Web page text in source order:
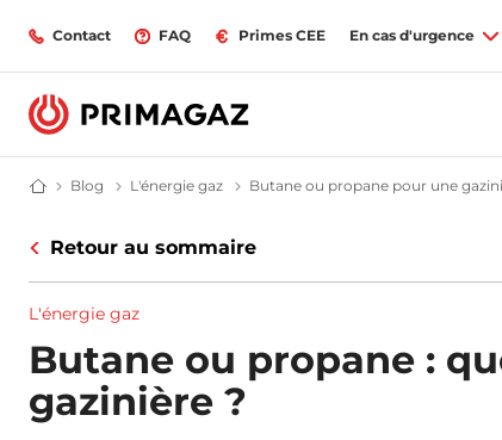
Contact FAQ Primes CEE En cas d'urgence
Fournisseur gaz butane et propane : citerne, bouteille, GPL |
Blog Blog | Primagaz
L'énergie gaz Le gaz propane et butane | Blog
Butane ou propane pour une
Retour au sommaire
L'énergie gaz
Butane ou propane :
gazinière ?